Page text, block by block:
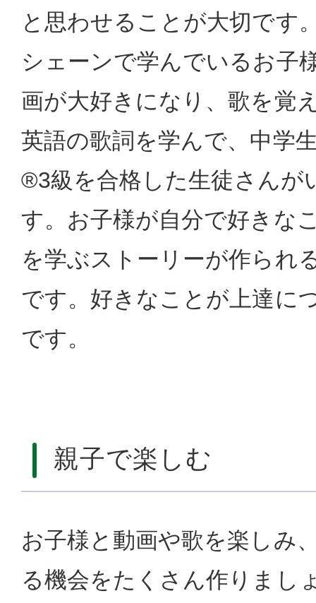
と思わせることが大切です
シェーンで学んでいるお子
画が大好きになり、歌を覚
英語の歌詞を学んで、中学
®3級を合格した生徒さんが
す。お子様が自分で好きな
を学ぶストーリーが作られ
です。好きなことが上達に
です。
親子で楽しむ
お子様と動画や歌を楽しみ
る機会をたくさん作りまし